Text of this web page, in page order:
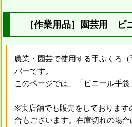
［作業用品］園芸用 ビ
農業・園芸で使用する手ぶくろ
バーです。
このページでは、「ビニール手袋
※実店舗でも販売をしております
合もございます。在庫切れの場